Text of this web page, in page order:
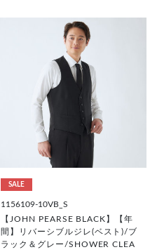
SALE
1156109-10VB_S
【JOHN PEARSE BLACK】【年
間】リバーシブルジレ(ベスト)/ブ
ラック＆グレー/SHOWER CLEA